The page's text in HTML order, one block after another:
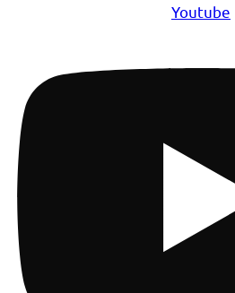
Youtube